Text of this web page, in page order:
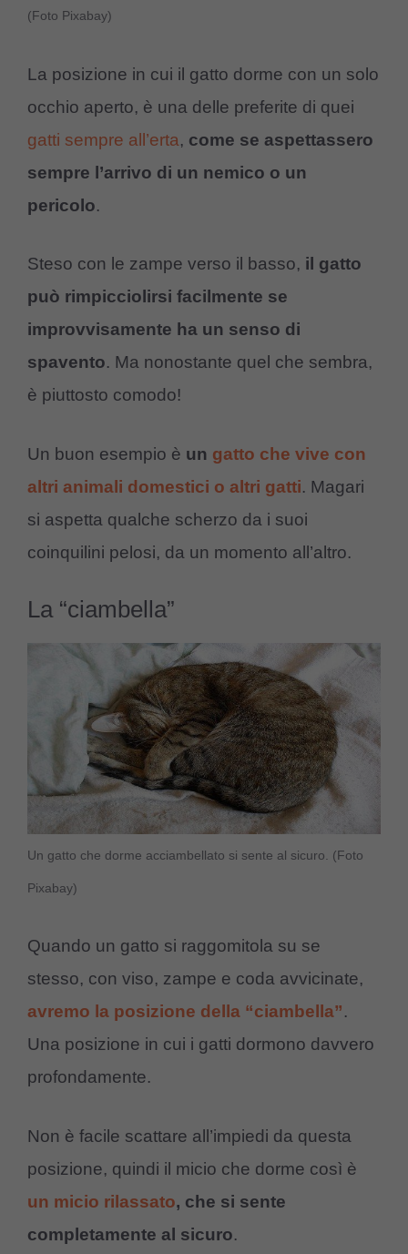
(Foto Pixabay)
La posizione in cui il gatto dorme con un solo
occhio aperto, è una delle preferite di quei
gatti sempre all’erta, come se aspettassero
sempre l’arrivo di un nemico o un
pericolo.
Steso con le zampe verso il basso, il gatto
può rimpicciolirsi facilmente se
improvvisamente ha un senso di
spavento. Ma nonostante quel che sembra,
è piuttosto comodo!
Un buon esempio è un gatto che vive con
altri animali domestici o altri gatti. Magari
si aspetta qualche scherzo da i suoi
coinquilini pelosi, da un momento all’altro.
La “ciambella”
Un gatto che dorme acciambellato si sente al sicuro. (Foto
Pixabay)
Quando un gatto si raggomitola su se
stesso, con viso, zampe e coda avvicinate,
avremo la posizione della “ciambella”.
Una posizione in cui i gatti dormono davvero
profondamente.
Non è facile scattare all’impiedi da questa
posizione, quindi il micio che dorme così è
un micio rilassato, che si sente
completamente al sicuro.